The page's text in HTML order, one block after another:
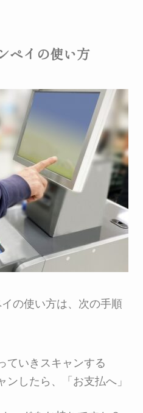
ペイの使い方
の使い方は、次の手順
ていきスキャンする
したら、「お支払へ」